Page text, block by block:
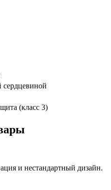
сердцевиной
(класс 3)
и нестандартный дизайн.